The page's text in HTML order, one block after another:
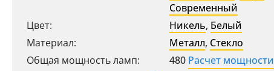
Современный
Цвет:
Никель, Белый
Материал:
Металл, Стекло
Общая мощность ламп:
480 Расчет мощности